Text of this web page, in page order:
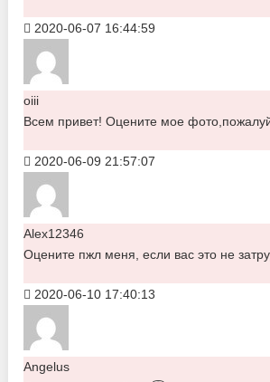
2020-06-07 16:44:59
oiii
Всем привет! Оцените мое
2020-06-09 21:57:07
Alex12346
Оцените пжл меня, если вас это не
2020-06-10 17:40:13
Angelus